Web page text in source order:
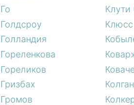
Го
Голдсроу
Голландия
Гореленкова
Гореликов
Гризбах
Громов
Клути
Клюсс